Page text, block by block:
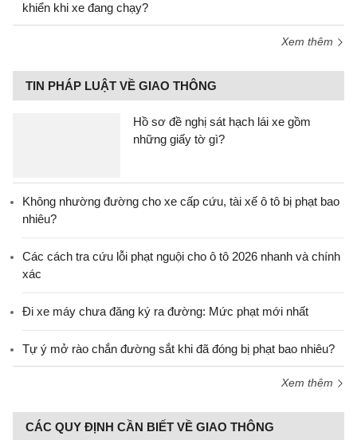
khiển khi xe đang chạy?
Xem thêm
TIN PHÁP LUẬT VỀ GIAO THÔNG
Hồ sơ đề nghị sát hạch lái xe gồm
những giấy tờ gì?
Không nhường đường cho xe cấp cứu, tài xế ô tô bị phạt bao
nhiêu?
Các cách tra cứu lỗi phạt nguội cho ô tô 2026 nhanh và chính
xác
Đi xe máy chưa đăng ký ra đường: Mức phạt mới nhất
Tự ý mở rào chắn đường sắt khi đã đóng bị phạt bao nhiêu?
Xem thêm
CÁC QUY ĐỊNH CẦN BIẾT VỀ GIAO THÔNG